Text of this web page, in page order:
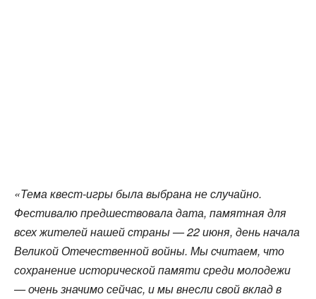
«Тема квест-игры была выбрана не случайно.
Фестивалю предшествовала дата, памятная для
всех жителей нашей страны — 22 июня, день начала
Великой Отечественной войны. Мы считаем, что
сохранение исторической памяти среди молодежи
— очень значимо сейчас, и мы внесли свой вклад в